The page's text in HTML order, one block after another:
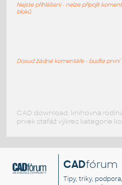
Meet 2 Seater O2asis
Meet 1 Seater
Nejste přihlášeni - nelze připojit
bloků
Dosud žádné komentáře - buďte první
CAD download: knihovna
prvek stafáž výkres kategorie
CADfórum
Tipy, triky, podpora,